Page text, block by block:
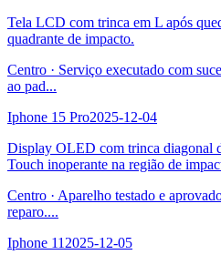
Tela LCD com trinca em L após
quadrante de impacto.
Centro · Serviço executado com
ao pad...
Iphone 15 Pro2025-12-04
Display OLED com trinca diagonal
Touch inoperante na região de
Centro · Aparelho testado e
reparo....
Iphone 11 2025-12-05